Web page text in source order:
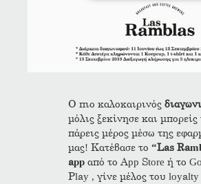
Ο πιο καλοκαιρινός
μόλις ξεκίνησε και μπορείς
πάρεις μέρος μέσω της
μας! Κατέβασε το“Las
app από το App Store ή το
Play , γίνε μέλος του loyalty